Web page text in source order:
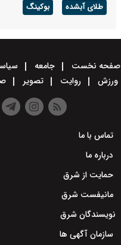
طلای آبشده بوکینگ
صفحه نخست جامعه
ورزش
روایت تصویر
تماس با ما
درباره ما
حمایت از شرق
مانیفست شرق
نویسندگان شرق
سازمان آگهی ها